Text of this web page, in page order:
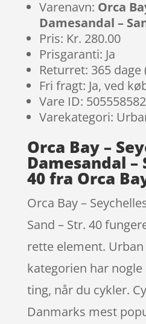
Varenavn: Orca
Damesandal –
Pris: Kr. 280.00
Prisgaranti: Ja
Returret: 365 dage
Fri fragt: Ja, ved
Vare ID:
Varekategori:
Orca Bay –
Damesandal –
40 fra Orca
Orca Bay –
Sand – Str. 40
rette element.
kategorien har
ting, når du cykler.
Danmarks mest